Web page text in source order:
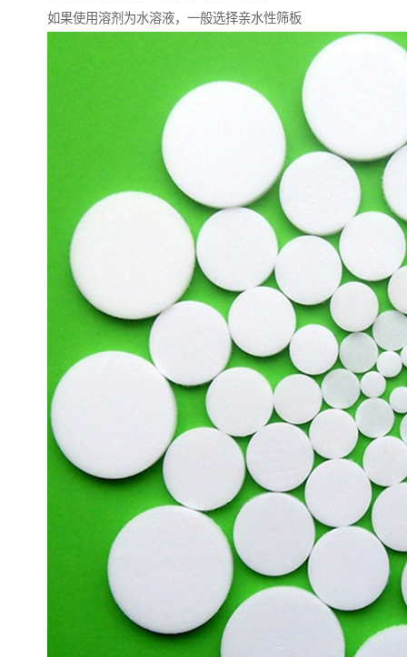
如果使用溶剂为水溶液，一般选择亲水性筛板